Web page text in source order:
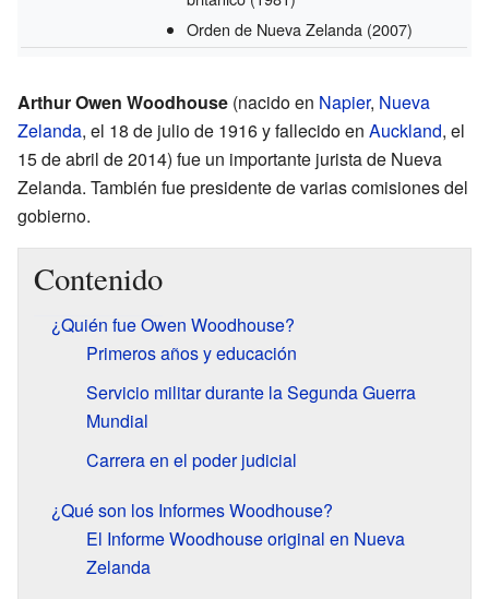
Orden de Nueva Zelanda (2007)
Arthur Owen Woodhouse (nacido en Napier, Nueva
Zelanda, el 18 de julio de 1916 y fallecido en Auckland, el
15 de abril de 2014) fue un importante jurista de Nueva
Zelanda. También fue presidente de varias comisiones del
gobierno.
Contenido
¿Quién fue Owen Woodhouse?
Primeros años y educación
Servicio militar durante la Segunda Guerra
Mundial
Carrera en el poder judicial
¿Qué son los Informes Woodhouse?
El Informe Woodhouse original en Nueva
Zelanda